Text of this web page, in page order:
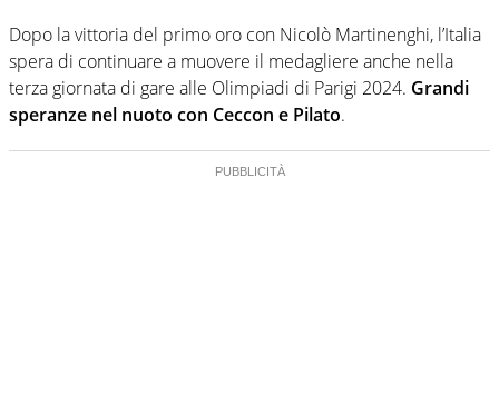
Dopo la vittoria del primo oro con Nicolò Martinenghi, l’Italia
spera di continuare a muovere il medagliere anche nella
terza giornata di gare alle Olimpiadi di Parigi 2024. Grandi
speranze nel nuoto con Ceccon e Pilato.